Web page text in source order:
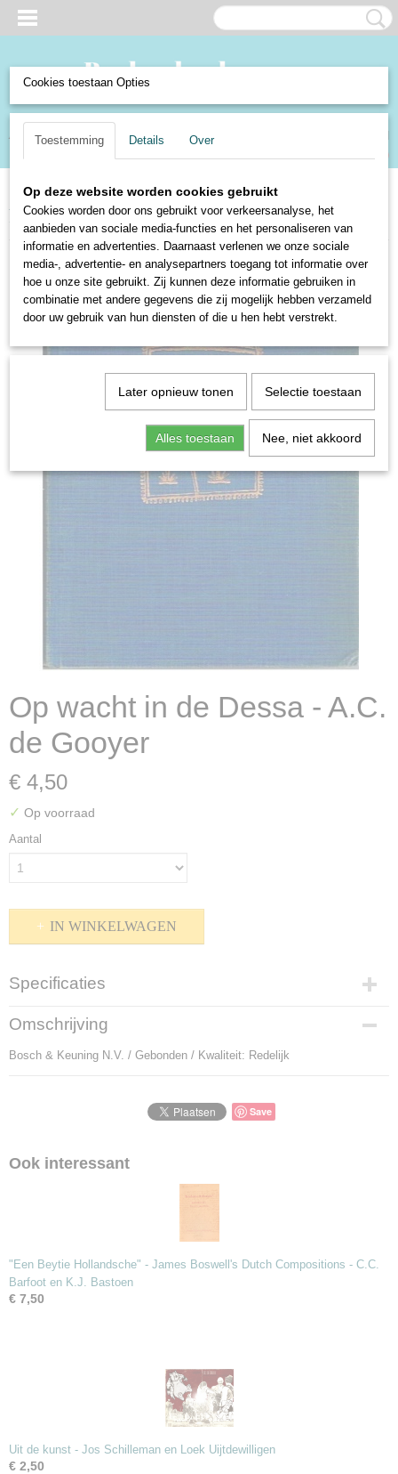
Inloggen Registreren
(0)
Home>Boeken en Strips> Boeken>Fictie>Romans en Literatuur
wacht in de Dessa - A.C. de Gooyer
Op wacht in de Dessa - A.C.
de Gooyer
€ 4,50
✓ Op voorraad
Aantal
IN WINKELWAGEN
Specificaties
Productcode
P-904245
Bruto gewicht
Omschrijving
Bosch & Keuning N.V. / Gebonden / Kwaliteit: Redelijk
Save
Ook interessant
"Een Beytie Hollandsche" - James Boswell's Dutch Compositions - C.C.
Barfoot en K.J. Bastoen
€ 7,50
Uit de kunst - Jos Schilleman en Loek Uijtdewilligen
€ 2,50
Cookies toestaan Opties
Toestemming Details Over
Op deze website worden cookies gebruikt
Cookies worden door ons gebruikt voor verkeersanalyse, het
aanbieden van sociale media-functies en het personaliseren van
informatie en advertenties. Daarnaast verlenen we onze sociale
media-, advertentie- en analysepartners toegang tot informatie over
hoe u onze site gebruikt. Zij kunnen deze informatie gebruiken in
combinatie met andere gegevens die zij mogelijk hebben verzameld
door uw gebruik van hun diensten of die u hen hebt verstrekt.
Later opnieuw tonen Selectie toestaan
Alles toestaan Nee, niet akkoord